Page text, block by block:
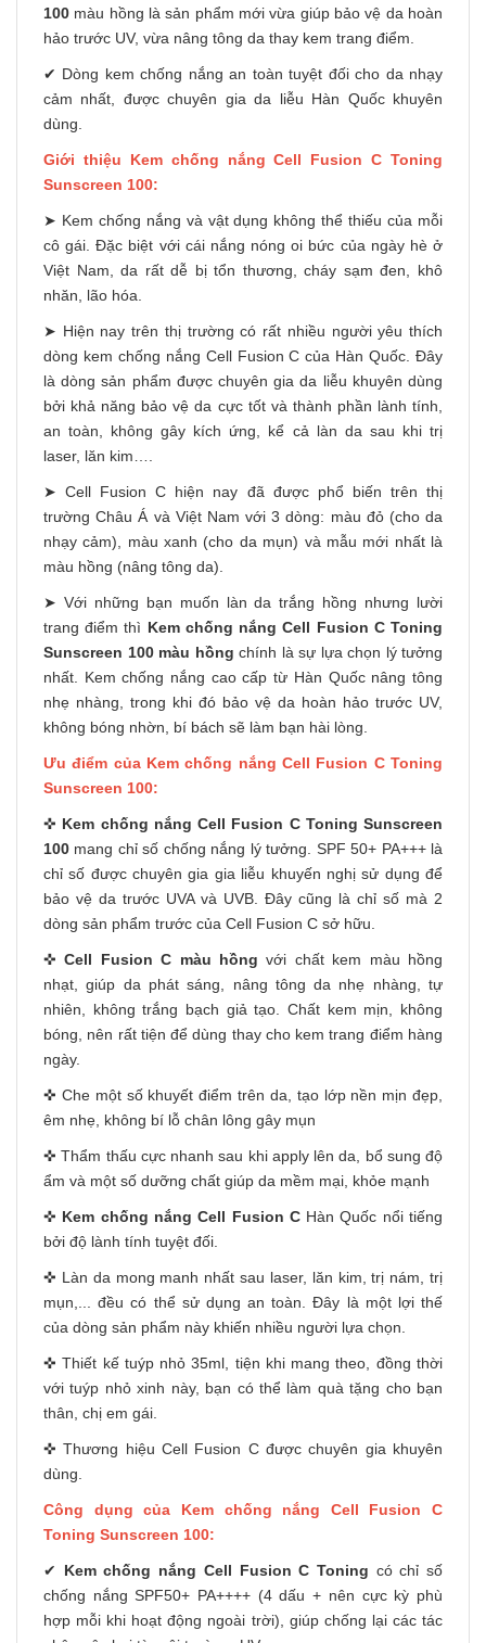
100 màu hồng là sản phẩm mới vừa giúp bảo vệ da hoàn
hảo trước UV, vừa nâng tông da thay kem trang điểm.
✔ Dòng kem chống nắng an toàn tuyệt đối cho da nhạy
cảm nhất, được chuyên gia da liễu Hàn Quốc khuyên
dùng.
Giới thiệu Kem chống nắng Cell Fusion C Toning
Sunscreen 100:
➤ Kem chống nắng và vật dụng không thể thiếu của mỗi
cô gái. Đặc biệt với cái nắng nóng oi bức của ngày hè ở
Việt Nam, da rất dễ bị tổn thương, cháy sạm đen, khô
nhăn, lão hóa.
➤ Hiện nay trên thị trường có rất nhiều người yêu thích
dòng kem chống nắng Cell Fusion C của Hàn Quốc. Đây
là dòng sản phẩm được chuyên gia da liễu khuyên dùng
bởi khả năng bảo vệ da cực tốt và thành phần lành tính,
an toàn, không gây kích ứng, kể cả làn da sau khi trị
laser, lăn kim….
➤ Cell Fusion C hiện nay đã được phổ biến trên thị
trường Châu Á và Việt Nam với 3 dòng: màu đỏ (cho da
nhạy cảm), màu xanh (cho da mụn) và mẫu mới nhất là
màu hồng (nâng tông da).
➤ Với những bạn muốn làn da trắng hồng nhưng lười
trang điểm thì Kem chống nắng Cell Fusion C Toning
Sunscreen 100 màu hồng chính là sự lựa chọn lý tưởng
nhất. Kem chống nắng cao cấp từ Hàn Quốc nâng tông
nhẹ nhàng, trong khi đó bảo vệ da hoàn hảo trước UV,
không bóng nhờn, bí bách sẽ làm bạn hài lòng.
Ưu điểm của Kem chống nắng Cell Fusion C Toning
Sunscreen 100:
✜ Kem chống nắng Cell Fusion C Toning Sunscreen
100 mang chỉ số chống nắng lý tưởng. SPF 50+ PA+++ là
chỉ số được chuyên gia gia liễu khuyến nghị sử dụng để
bảo vệ da trước UVA và UVB. Đây cũng là chỉ số mà 2
dòng sản phẩm trước của Cell Fusion C sở hữu.
✜Cell Fusion C màu hồng với chất kem màu hồng
nhạt, giúp da phát sáng, nâng tông da nhẹ nhàng, tự
nhiên, không trắng bạch giả tạo. Chất kem mịn, không
bóng, nên rất tiện để dùng thay cho kem trang điểm hàng
ngày.
✜ Che một số khuyết điểm trên da, tạo lớp nền mịn đẹp,
êm nhẹ, không bí lỗ chân lông gây mụn
✜ Thẩm thấu cực nhanh sau khi apply lên da, bổ sung độ
ẩm và một số dưỡng chất giúp da mềm mại, khỏe mạnh
✜ Kem chống nắng Cell Fusion CHàn Quốc nổi tiếng
bởi độ lành tính tuyệt đối.
✜ Làn da mong manh nhất sau laser, lăn kim, trị nám, trị
mụn,... đều có thể sử dụng an toàn. Đây là một lợi thế
của dòng sản phẩm này khiến nhiều người lựa chọn.
✜ Thiết kế tuýp nhỏ 35ml, tiện khi mang theo, đồng thời
với tuýp nhỏ xinh này, bạn có thể làm quà tặng cho bạn
thân, chị em gái.
✜ Thương hiệu Cell Fusion C được chuyên gia khuyên
dùng.
Công dụng của Kem chống nắng Cell Fusion C
Toning Sunscreen 100:
✔ Kem chống nắng Cell Fusion C Toning có chỉ số
chống nắng SPF50+ PA++++ (4 dấu + nên cực kỳ phù
hợp mỗi khi hoạt động ngoài trời), giúp chống lại các tác